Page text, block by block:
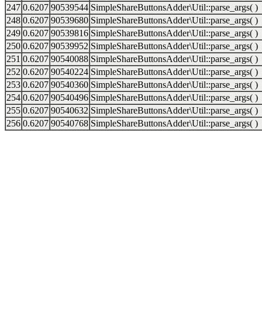
247 0.6207 90539544 SimpleShareButtonsAdder\Util::parse_args( )
248 0.6207 90539680 SimpleShareButtonsAdder\Util::parse_args( )
249 0.6207 90539816 SimpleShareButtonsAdder\Util::parse_args( )
250 0.6207 90539952 SimpleShareButtonsAdder\Util::parse_args( )
251 0.6207 90540088 SimpleShareButtonsAdder\Util::parse_args( )
252 0.6207 90540224 SimpleShareButtonsAdder\Util::parse_args( )
253 0.6207 90540360 SimpleShareButtonsAdder\Util::parse_args( )
254 0.6207 90540496 SimpleShareButtonsAdder\Util::parse_args( )
255 0.6207 90540632 SimpleShareButtonsAdder\Util::parse_args( )
256 0.6207 90540768 SimpleShareButtonsAdder\Util::parse_args( )